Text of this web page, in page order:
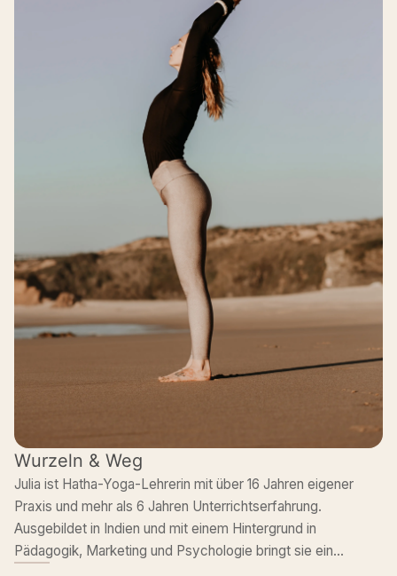
Wurzeln & Weg
Julia ist Hatha-Yoga-Lehrerin mit über 16 Jahren eigener
Praxis und mehr als 6 Jahren Unterrichtserfahrung.
Ausgebildet in Indien und mit einem Hintergrund in
Pädagogik, Marketing und Psychologie bringt sie ein